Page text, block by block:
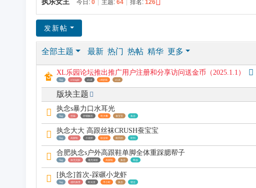
乐
园
论
坛
今日: 0 主题: 64 排名: 126
发新帖
全部主题 最新 热门 热帖 精华 更多
XL乐园论坛推出推广用户注册和分享访问送金币（2025.1.1）
Tag xl eagle xl xll xlll游戏 xl xlt
版块主题
执念s暴力口水耳光
Tag 丝袜 舒缓解压 吃大餐 蚕宝宝 执念
执念大大 高跟丝袜CRUSH蚕宝宝
Tag 高跟鞋 小龙虾 职业装 裂开的 听到
合肥执念s户外高跟鞋单脚全体重踩腮帮子
Tag 体无完肤 毫无保留 高跟鞋 执念 释放
[执念]首次-踩碾小龙虾
Tag 感同身受 时光里 半小时 执念 错过